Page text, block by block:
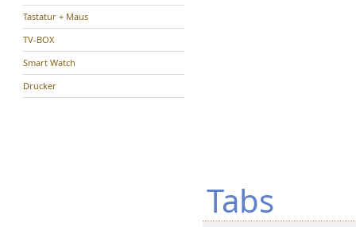
Tastatur + Maus
TV-BOX
Smart Watch
Drucker
Tabs